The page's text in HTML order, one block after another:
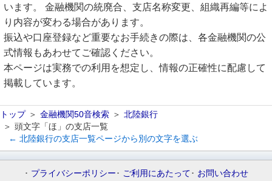
います。 金融機関の統廃合、支店名称変更、組織再編等によ
り内容が変わる場合があります。
振込や口座登録など重要なお手続きの際は、各金融機関の公
式情報もあわせてご確認ください。
本ページは実務での利用を想定し、情報の正確性に配慮して
掲載しています。
トップ 金融機関50音検索
北陸銀行
頭文字「ほ」の支店一覧
← 北陸銀行の支店一覧ページから別の文字を選ぶ
プライバシーポリシー ご利用にあたって お問い合わせ